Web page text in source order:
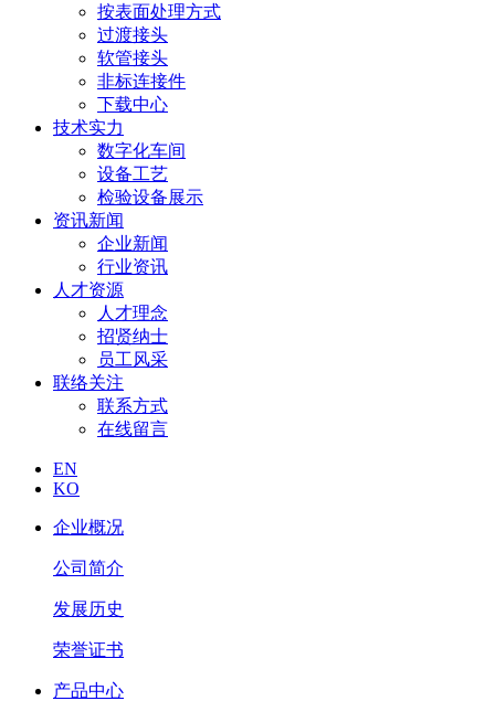
按表面处理方式
过渡接头
软管接头
非标连接件
下载中心
技术实力
数字化车间
设备工艺
检验设备展示
资讯新闻
企业新闻
行业资讯
人才资源
人才理念
招贤纳士
员工风采
联络关注
联系方式
在线留言
EN
KO
企业概况
公司简介
发展历史
荣誉证书
产品中心